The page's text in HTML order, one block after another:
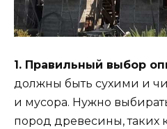
1. Правильный выбор
должны быть сухими и
и мусора. Нужно
пород древесины, таких